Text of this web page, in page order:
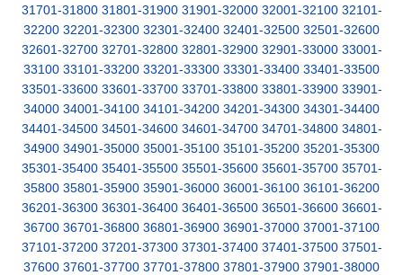
31701-31800 31801-31900 31901-32000 32001-32100 32101-
32200 32201-32300 32301-32400 32401-32500 32501-32600
32601-32700 32701-32800 32801-32900 32901-33000 33001-
33100 33101-33200 33201-33300 33301-33400 33401-33500
33501-33600 33601-33700 33701-33800 33801-33900 33901-
34000 34001-34100 34101-34200 34201-34300 34301-34400
34401-34500 34501-34600 34601-34700 34701-34800 34801-
34900 34901-35000 35001-35100 35101-35200 35201-35300
35301-35400 35401-35500 35501-35600 35601-35700 35701-
35800 35801-35900 35901-36000 36001-36100 36101-36200
36201-36300 36301-36400 36401-36500 36501-36600 36601-
36700 36701-36800 36801-36900 36901-37000 37001-37100
37101-37200 37201-37300 37301-37400 37401-37500 37501-
37600 37601-37700 37701-37800 37801-37900 37901-38000